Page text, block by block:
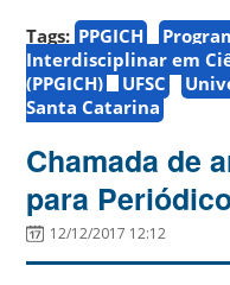
Tags: PPGICH
Interdisciplinar em
(PPGICH)
UFSC
Santa Catarina
Chamada de
para
12/12/2017 12:12